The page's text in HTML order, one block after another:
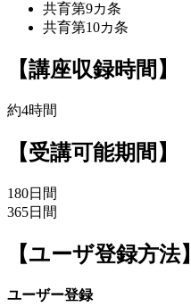
共育第9カ条
共育第10カ条
【講座収録時間】
約4時間
【受講可能期間】
180日間
365日間
【ユーザ登録方法】
ユーザー登録